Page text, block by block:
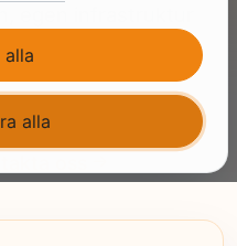
på förväntad
alla
alla